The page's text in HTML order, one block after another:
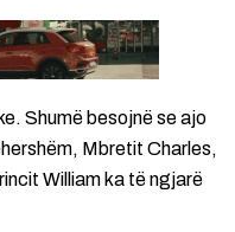
Shumë besojnë se ajo
Mbretit Charles,
William ka të ngjarë